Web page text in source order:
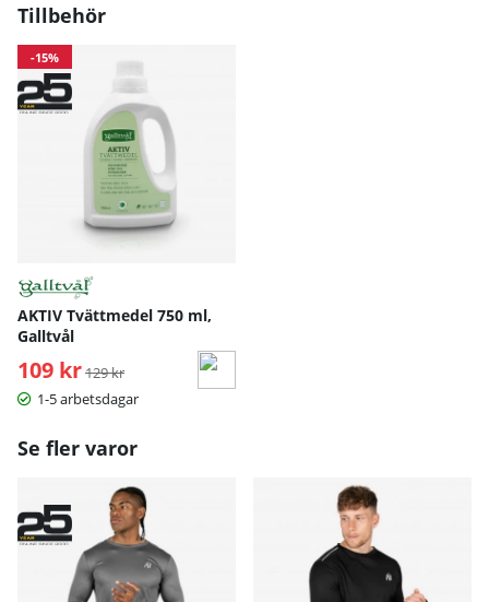
Tillbehör
-15%
AKTIV Tvättmedel 750 ml,
Galltvål
109 kr Ordinarie pris:
129 kr
1-5 arbetsdagar
Se fler varor